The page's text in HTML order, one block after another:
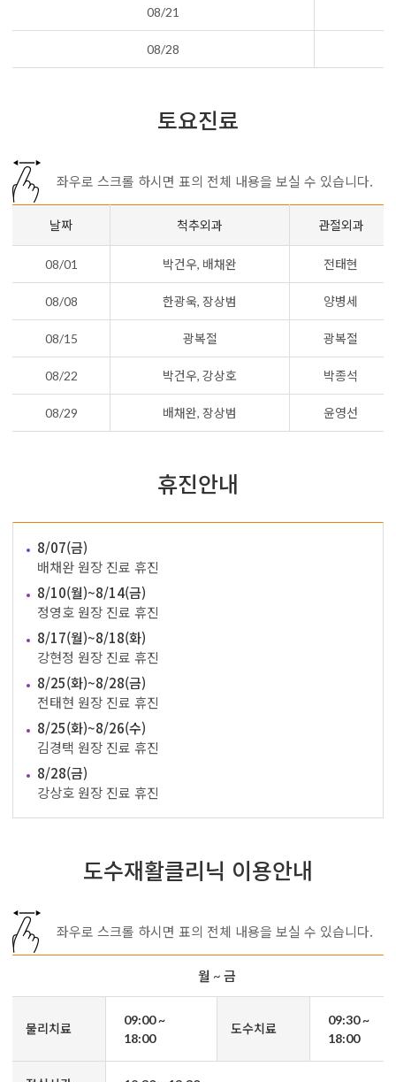
08/21
08/28
토요진료
좌우로 스크롤 하시면 표의 전체 내용을 보실 수 있습니다.
날짜 척추외과 관절외과
08/01 박건우, 배채완 전태현
08/08 한광욱, 장상범 양병세
08/15 광복절 광복절
08/22 박건우, 강상호 박종석
08/29 배채완, 장상범 윤영선
휴진안내
8/07(금)
배채완 원장 진료 휴진
8/10(월)~8/14(금)
정영호 원장 진료 휴진
8/17(월)~8/18(화)
강현정 원장 진료 휴진
8/25(화)~8/28(금)
전태현 원장 진료 휴진
8/25(화)~8/26(수)
김경택 원장 진료 휴진
8/28(금)
강상호 원장 진료 휴진
도수재활클리닉 이용안내
좌우로 스크롤 하시면 표의 전체 내용을 보실 수 있습니다.
월 ~ 금
물리치료
09:00 ~
18:00
도수치료
09:30 ~
18:00